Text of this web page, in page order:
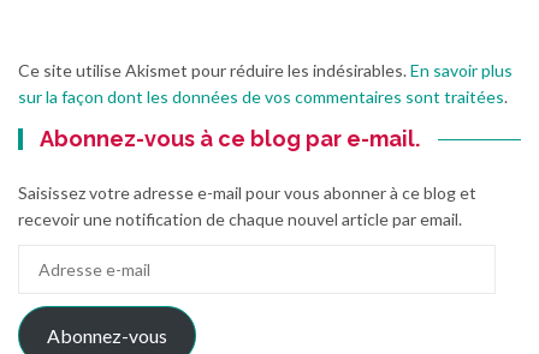
Ce site utilise Akismet pour réduire les indésirables.En savoir plus
sur la façon dont les données de vos commentaires sont traitées.
Abonnez-vous à ce blog par e-mail.
Saisissez votre adresse e-mail pour vous abonner à ce blog et
recevoir une notification de chaque nouvel article par email.
mail
Abonnez-vous